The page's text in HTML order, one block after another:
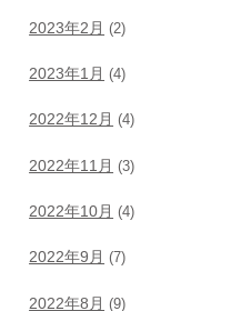
2023年2月 (2)
2023年1月 (4)
2022年12月 (4)
2022年11月 (3)
2022年10月 (4)
2022年9月 (7)
2022年8月 (9)